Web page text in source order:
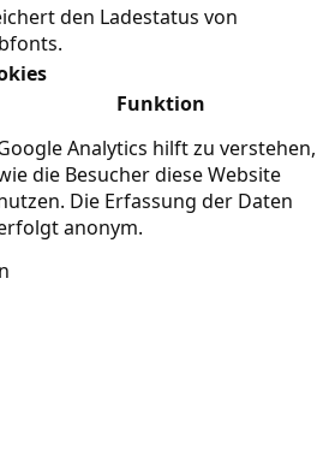
den Ladestatus von
Funktion
Analytics hilft zu verstehen,
die Besucher diese Website
Die Erfassung der Daten
anonym.